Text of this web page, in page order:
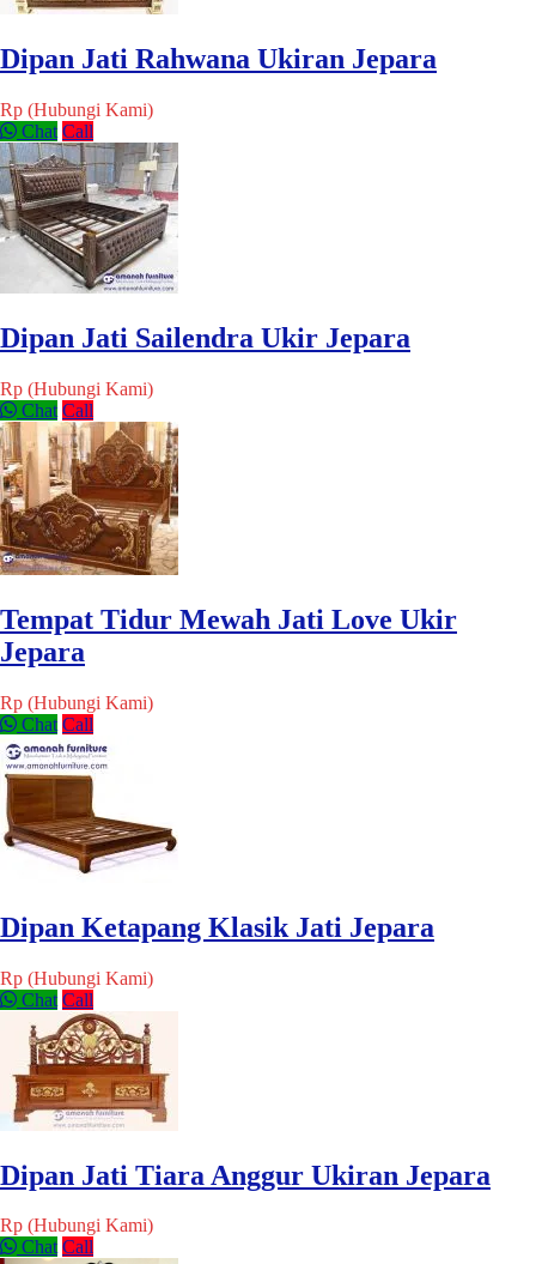
Dipan Jati Rahwana Ukiran Jepara
Rp (Hubungi Kami)
Chat Call
Dipan Jati Sailendra Ukir Jepara
Rp (Hubungi Kami)
Chat Call
Tempat Tidur Mewah Jati Love Ukir
Jepara
Rp (Hubungi Kami)
Chat Call
Dipan Ketapang Klasik Jati Jepara
Rp (Hubungi Kami)
Chat Call
Dipan Jati Tiara Anggur Ukiran Jepara
Rp (Hubungi Kami)
Chat Call